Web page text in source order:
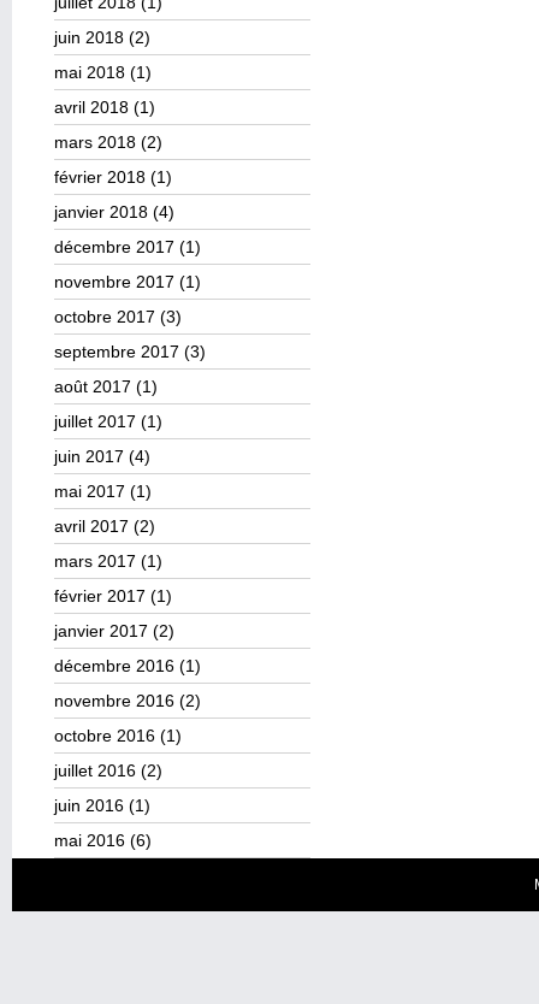
juin 2018 (2)
mai 2018 (1)
avril 2018 (1)
mars 2018 (2)
février 2018 (1)
janvier 2018 (4)
décembre 2017 (1)
novembre 2017 (1)
octobre 2017 (3)
septembre 2017 (3)
août 2017 (1)
juillet 2017 (1)
juin 2017 (4)
mai 2017 (1)
avril 2017 (2)
mars 2017 (1)
février 2017 (1)
janvier 2017 (2)
décembre 2016 (1)
novembre 2016 (2)
octobre 2016 (1)
juillet 2016 (2)
juin 2016 (1)
mai 2016 (6)